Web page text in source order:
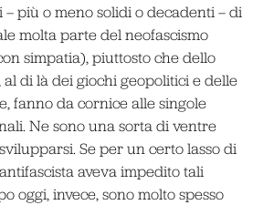
più o meno solidi o decadenti – di
molta parte del neofascismo
simpatia), piuttosto che dello
al di là dei giochi geopolitici e delle
fanno da cornice alle singole
Ne sono una sorta di ventre
Se per un certo lasso di
aveva impedito tali
oggi, invece, sono molto spesso